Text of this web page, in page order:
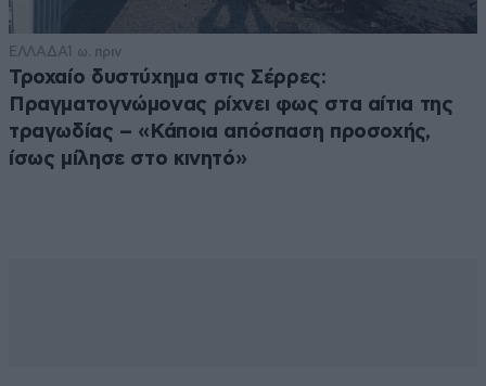
ΕΛΛΑΔΑ1 ω. πριν
Τροχαίο δυστύχημα στις Σέρρες:
Πραγματογνώμονας ρίχνει φως στα αίτια της
τραγωδίας – «Κάποια απόσπαση προσοχής,
ίσως μίλησε στο κινητό»